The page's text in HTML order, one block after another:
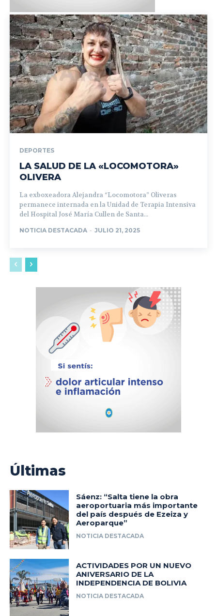
DEPORTES
LA SALUD DE LA «LOCOMOTORA»
OLIVERA
La exboxeadora Alejandra “Locomotora” Oliveras
permanece internada en la Unidad de Terapia Intensiva
del Hospital José María Cullen de Santa...
NOTICIA DESTACADA - JULIO 21, 2025
Últimas
Sáenz: “Salta tiene la obra
aeroportuaria más importante
del país después de Ezeiza y
Aeroparque”
NOTICIA DESTACADA
ACTIVIDADES POR UN NUEVO
ANIVERSARIO DE LA
INDEPENDENCIA DE BOLIVIA
NOTICIA DESTACADA